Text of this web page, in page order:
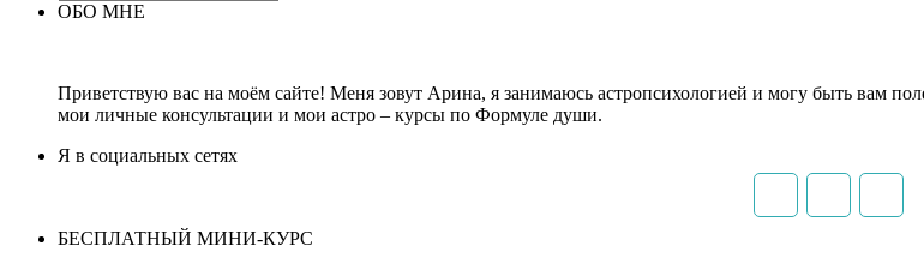
ОБО МНЕ
Приветствую вас на моём сайте! Меня зовут Арина, я занимаюсь астропсихологией и могу быть вам
мои личные консультации и мои астро – курсы по Формуле души.
Я в социальных сетях
БЕСПЛАТНЫЙ МИНИ-КУРС